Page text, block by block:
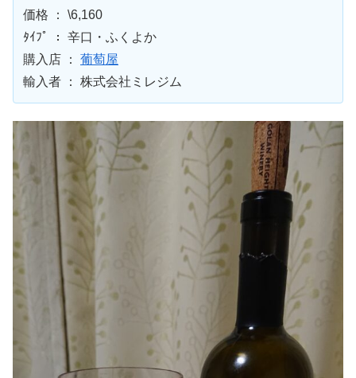
価格 ： \6,160
ﾀｲﾌﾟ ： 辛口・ふくよか
購入店 ： 葡萄屋
輸入者 ： 株式会社ミレジム